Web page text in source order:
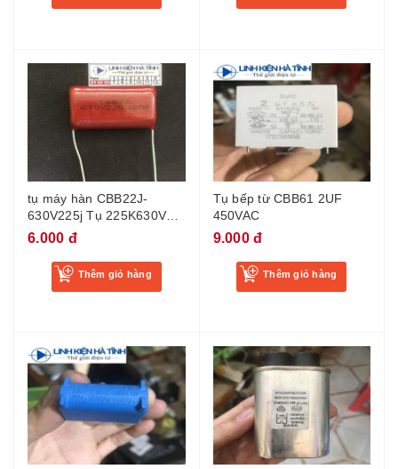
tụ máy hàn CBB22J-
630V225j Tụ 225K630V
225j 630V mới chân 25mm
6.000 đ
Thêm giỏ hàng
Tụ bếp từ CBB61 2UF
450VAC
9.000 đ
Thêm giỏ hàng